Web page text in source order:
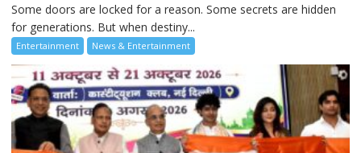
Some doors are locked for a reason. Some secrets are hidden
for generations. But when destiny...
Entertainment News & Entertainment